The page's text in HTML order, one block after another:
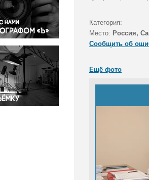
и конфликты
и бизнес
Категория:
Место: Россия,
Сообщить об
Ещё фото